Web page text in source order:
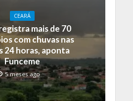
CEARÁ
mais de 70
com chuvas nas
24 horas, aponta
Funceme
5 meses ago